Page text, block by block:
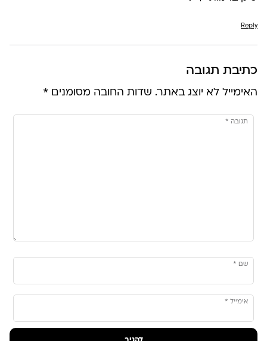
Reply
כתיבת תגובה
האימייל לא יוצג באתר. שדות החובה מסומנים *
תגובה *
שם *
אימייל *